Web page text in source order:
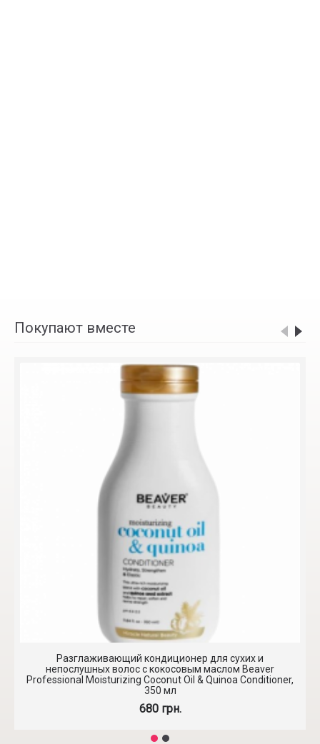
Покупают вместе
Разглаживающий кондиционер для сухих и
непослушных волос с кокосовым маслом Beaver
Professional Moisturizing Coconut Oil & Quinoa Conditioner,
350 мл
680 грн.